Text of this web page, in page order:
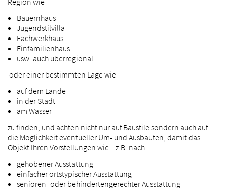
Bauernhaus
Jugendstilvilla
Fachwerkhaus
Einfamilienhaus
usw. auch überregional
oder einer bestimmten Lage wie
auf dem Lande
in der Stadt
am Wasser
zu finden, und achten nicht nur auf Baustile sondern auch auf
die Möglichkeit eventueller Um- und Ausbauten, damit das
Objekt Ihren Vorstellungen wie z.B. nach
gehobener Ausstattung
einfacher ortstypischer Ausstattung
senioren- oder behindertengerechter Ausstattung